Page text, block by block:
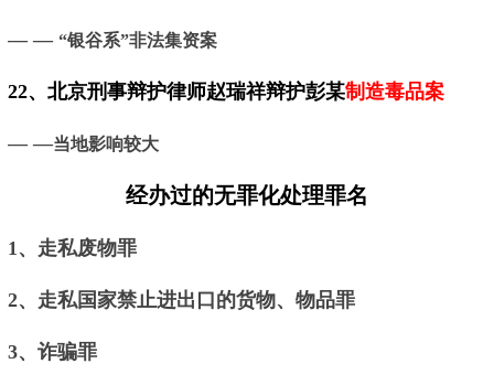
— — “银谷系”非法集资案
22、 北京刑事辩护律师赵瑞祥辩护彭某制造毒品案
— —当地影响较大
经办过的无罪化处理罪名
1、走私废物罪
2、走私国家禁止进出口的货物、物品罪
3、诈骗罪